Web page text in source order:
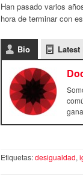
Han pasado varios
hora de terminar con
Bio Latest
Etiquetas:desigualdad,